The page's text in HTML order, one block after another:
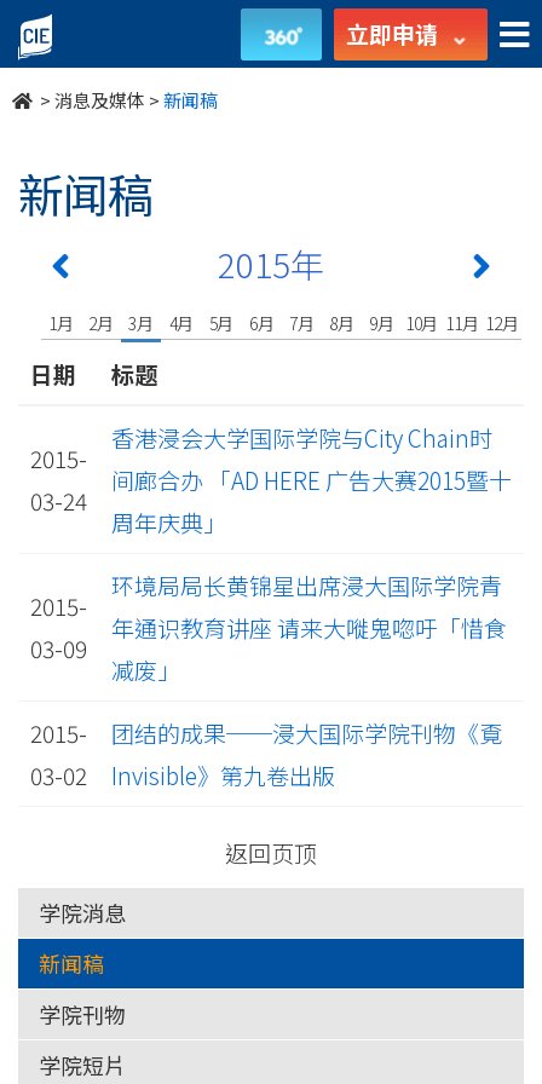
undefined 立即申请
>消息及媒体 >新闻稿
新闻稿
2015年
1月 2月 3月 4月 5月 6月 7月 8月 9月 10月 11月 12月
日期 标题
2015-
03-24
香港浸会大学国际学院与City Chain时
间廊合办 「AD HERE 广告大赛2015暨十
周年庆典」
2015-
03-09
环境局局长黄锦星出席浸大国际学院青
年通识教育讲座 请来大嘥鬼唿吁「惜食
减废」
2015-
03-02
团结的成果──浸大国际学院刊物《覔
Invisible》第九卷出版
返回页顶
学院消息
新闻稿
学院刊物
学院短片